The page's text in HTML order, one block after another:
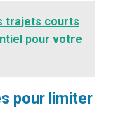
trajets courts
pour votre
pour limiter